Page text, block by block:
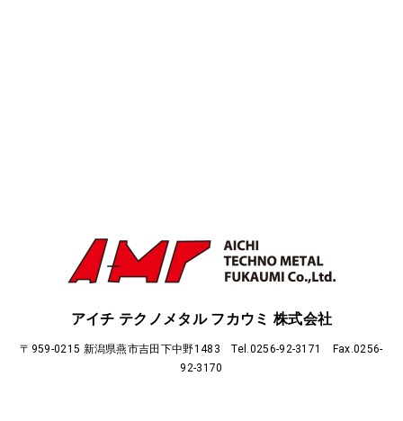
アイチ テクノメタル フカウミ 株式会社
〒959-0215 新潟県燕市吉田下中野1483 Tel.0256-92-3171 Fax.0256-
92-3170